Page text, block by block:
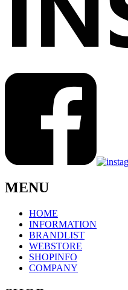
MENU
HOME
INFORMATION
BRANDLIST
WEBSTORE
SHOPINFO
COMPANY